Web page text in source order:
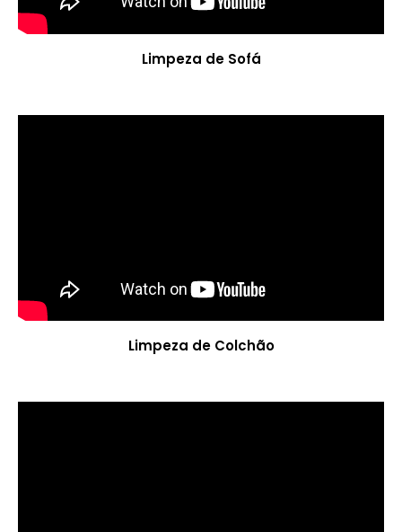
Limpeza de Sofá
Limpeza de Colchão